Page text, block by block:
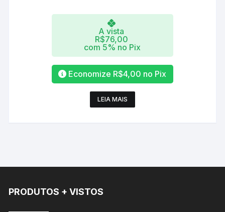
A vista
R$76,00
com 5% no Pix
Economize R$4,00 no Pix
LEIA MAIS
PRODUTOS + VISTOS